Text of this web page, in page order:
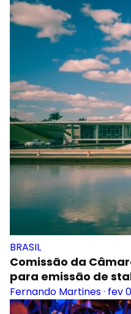
BRASIL
Comissão da
para emissão de
Fernando Martines· fev